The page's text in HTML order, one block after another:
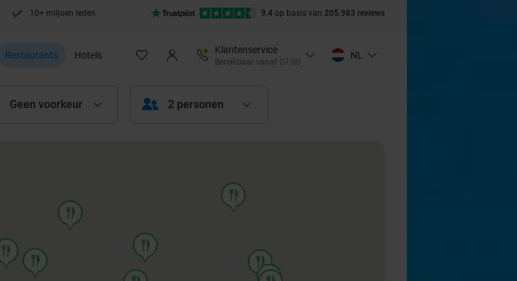
10+ miljoen leden 9,4 op basis van 205.983 reviews
Restaurants Hotels
Klantenservice
Bereikbaar vanaf 07:00
NL
Geen voorkeur 2 personen
food
food
food food
food
food
food